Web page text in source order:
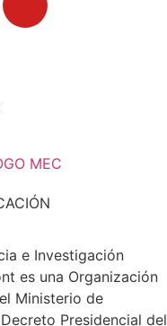
e Investigación
es una Organización
Ministerio de
Presidencial del